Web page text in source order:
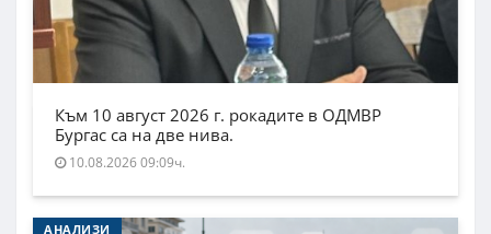
Към 10 август 2026 г. рокадите в ОДМВР
Бургас са на две нива.
10.08.2026 09:09ч.
АНАЛИЗИ